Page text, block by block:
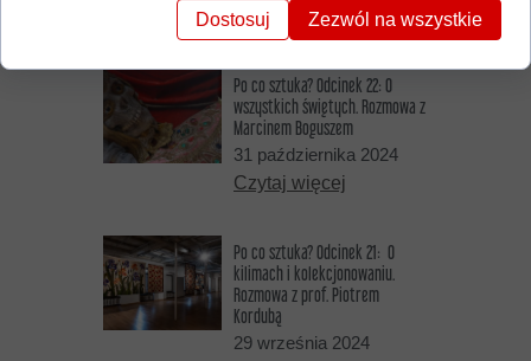
Czytaj więcej
Po co sztuka? Odcinek 22: O
wszystkich świętych. Rozmowa z
Marcinem Boguszem
31 października 2024
Czytaj więcej
Po co sztuka? Odcinek 21: O
kilimach i kolekcjonowaniu.
Rozmowa z prof. Piotrem
Kordubą
29 września 2024
Dostosuj Zezwól na wszystkie